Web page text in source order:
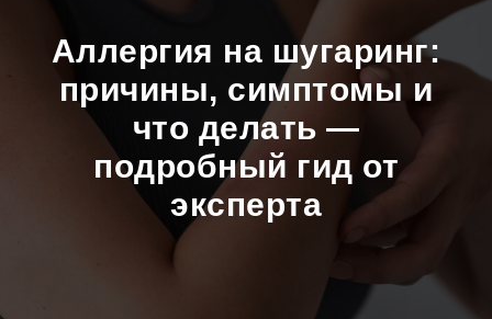
Аллергия на шугаринг:
причины, симптомы и
что делать —
подробный гид от
эксперта